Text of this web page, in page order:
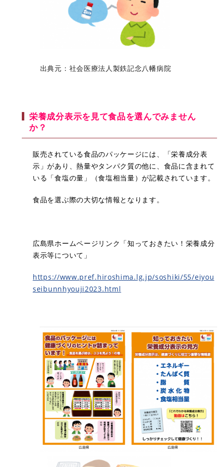
出典元：社会医療法人製鉄記念八幡病院
栄養成分表示を見て食品を選んでみません
か？
販売されている食品のパッケージには、「栄養成分表
示」があり、熱量やタンパク質の他に、食品に含まれて
いる「食塩の量」（食塩相当量）が記載されています。
食品を選ぶ際の大切な情報となります。
広島県ホームページリンク「知っておきたい！栄養成分
表示等について」
https://www.pref.hiroshima.lg.jp/soshiki/55/eiyou
seibunnhyouji2023.html